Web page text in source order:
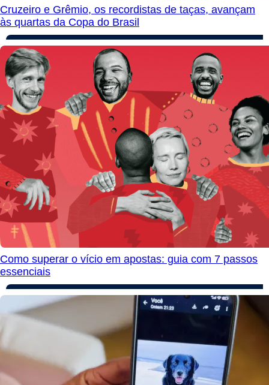
Cruzeiro e Grêmio, os recordistas de taças, avançam
às quartas da Copa do Brasil
Como superar o vício em apostas: guia com 7 passos
essenciais